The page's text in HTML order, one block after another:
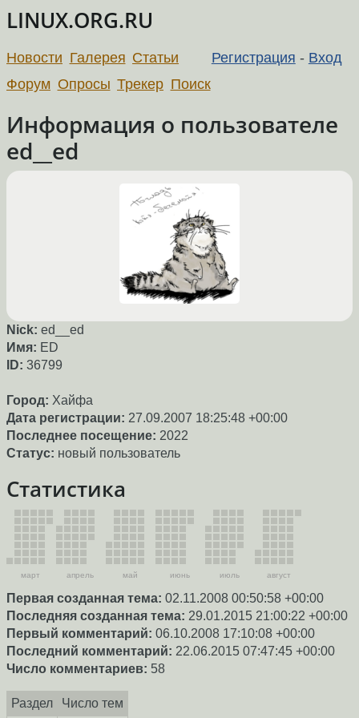
LINUX.ORG.RU
Регистрация - Вход
Новости Галерея Статьи
Форум Опросы Трекер Поиск
Информация о пользователе
ed__ed
Nick: ed__ed
Имя: ED
ID: 36799
Город: Хайфа
Дата регистрации: 27.09.2007 18:25:48 +00:00
Последнее посещение: 2022
Статус: новый пользователь
Статистика
март апрель май июнь июль август
Первая созданная тема: 02.11.2008 00:50:58 +00:00
Последняя созданная тема: 29.01.2015 21:00:22 +00:00
Первый комментарий: 06.10.2008 17:10:08 +00:00
Последний комментарий: 22.06.2015 07:47:45 +00:00
Число комментариев: 58
Раздел Число тем